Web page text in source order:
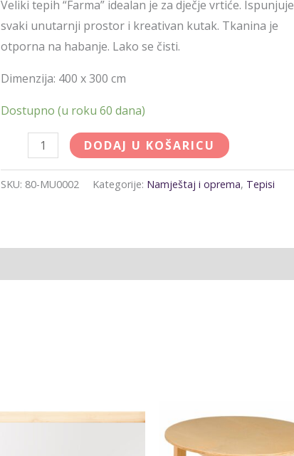
Veliki tepih “Farma” idealan je za dječje vrtiće. Ispunjuje
svaki unutarnji prostor i kreativan kutak. Tkanina je
otporna na habanje. Lako se čisti.
Dimenzija: 400 x 300 cm
Dostupno (u roku 60 dana)
DODAJ U KOŠARICU
SKU: 80-MU0002 Kategorije: Namještaj i oprema, Tepisi